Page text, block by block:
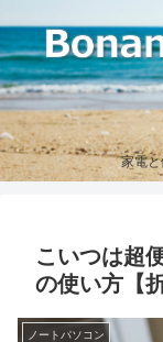
家電
こいつは超
の使い方【
ノートパソコン